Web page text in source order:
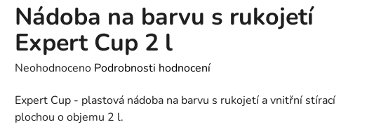
Nádoba na barvu s rukojetí
Expert Cup 2 l
Průměrné
produktu
je
Neohodnoceno Podrobnosti hodnocení
Expert Cup - plastová nádoba na barvu s rukojetí a vnitřní stírací
plochou o objemu 2 l.